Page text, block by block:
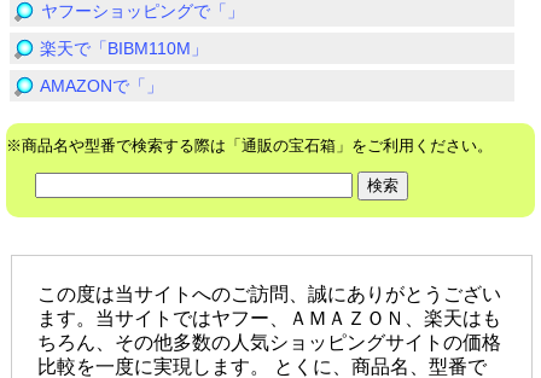
ヤフーショッピングで「」
楽天で「BIBM110M」
AMAZONで「」
※商品名や型番で検索する際は「通販の宝石箱」をご利用ください。
この度は当サイトへのご訪問、誠にありがとうござい
ます。当サイトではヤフー、ＡＭＡＺＯＮ、楽天はも
ちろん、その他多数の人気ショッピングサイトの価格
比較を一度に実現します。 とくに、商品名、型番で